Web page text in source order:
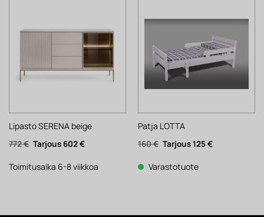
Lipasto SERENA beige
772€ Alkuperäinen
hinta
772 €.
602€Nykyinen
602 €.
Toimitusaika 6-8 viikkoa
Patja LOTTA
160€ Alkuperäinen
hinta
160 €.
125€Nykyinen
Varastotuote